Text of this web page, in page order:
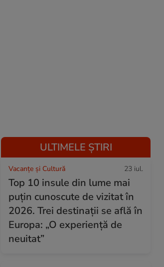
ULTIMELE ȘTIRI
Vacanțe și Cultură 23 iul.
Top 10 insule din lume mai
puțin cunoscute de vizitat în
2026. Trei destinații se află în
Europa: „O experiență de
neuitat”